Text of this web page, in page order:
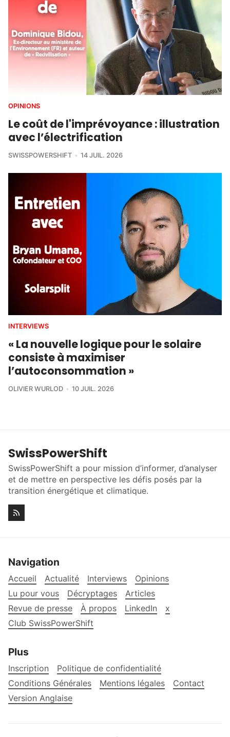
OPINIONS
Le coût de l'imprévoyance : illustration
avec l’électrification
SWISSPOWERSHIFT 14 JUIL. 2026
INTERVIEWS
« La nouvelle logique pour le solaire
consiste à maximiser
l’autoconsommation »
OLIVIER WURLOD 10 JUIL. 2026
SwissPowerShift
SwissPowerShift a pour mission d’informer, d’analyser
et de mettre en perspective les défis posés par la
transition énergétique et climatique.
Navigation
Accueil Actualité Interviews
Opinions
Lu pour vous
Décryptages
Articles
Revue de presse
À propos LinkedIn
x
Club SwissPowerShift
Plus
Inscription
Politique de confidentialité
Conditions Générales
Mentions légales
Contact
Version Anglaise